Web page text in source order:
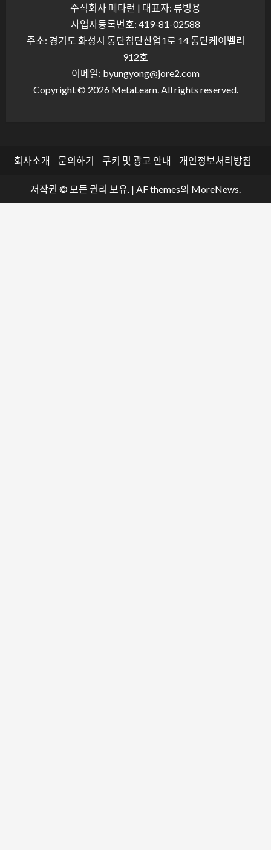
주식회사 메타런 | 대표자: 류병용
사업자등록번호: 419-81-02588
주소: 경기도 화성시 동탄첨단산업1로 14 동탄케이벨리
912호
이메일: byungyong@jore2.com
Copyright © 2026 MetaLearn. All rights reserved.
회사소개 문의하기 쿠키 및 광고 안내 개인정보처리방침
저작권 © 모든 권리 보유. | AF themes의 MoreNews.